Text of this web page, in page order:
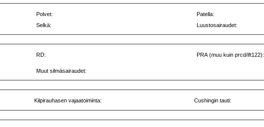
Polvet: Patella:
Selkä: Luustosairaudet:
RD: PRA (muu kuin prcd/ift122):
Muut silmäsairaudet:
Kilpirauhasen vajaatoiminta: Cushingin tauti: